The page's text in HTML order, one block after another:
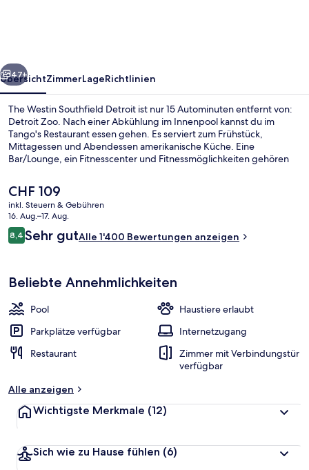
Weiter
47+
ÜbersichtZimmerLageRichtlinien
The Westin Southfield Detroit ist nur 15 Autominuten entfernt von:
Detroit Zoo. Nach einer Abkühlung im Innenpool kannst du im
Tango's Restaurant essen gehen. Es serviert zum Frühstück,
Mittagessen und Abendessen amerikanische Küche. Eine
Bar/Lounge, ein Fitnesscenter und Fitnessmöglichkeiten gehören
das hilfsbereite Personal zu berichten.
Der
aktuelle
Preis
beträgt
CHF 109.
CHF 109
inkl. Steuern & Gebühren
16. Aug.–17. Aug.
Bewertungen
8,48,4 von 10.
Sehr gutAlle 1'400 Bewertungen anzeigen
Beliebte Annehmlichkeiten
Pool
Haustiere erlaubt
Parkplätze verfügbar
Internetzugang
Restaurant
Zimmer mit Verbindungstür
verfügbar
Alle anzeigen
Wichtigste Merkmale (12)
Sich wie zu Hause fühlen (6)